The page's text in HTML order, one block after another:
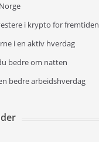
i krypto for fremtiden
i en aktiv hverdag
bedre om natten
bedre arbeidshverdag